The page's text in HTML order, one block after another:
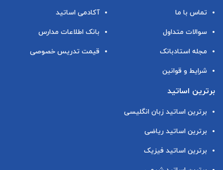
تماس با ما
سوالات متداول
مجله استادبانک
شرایط و قوانین
آکادمی اساتید
بانک اطلاعات مدارس
قیمت تدریس خصوصی
برترین اساتید
برترین اساتید زبان انگلیسی
برترین اساتید ریاضی
برترین اساتید فیزیک